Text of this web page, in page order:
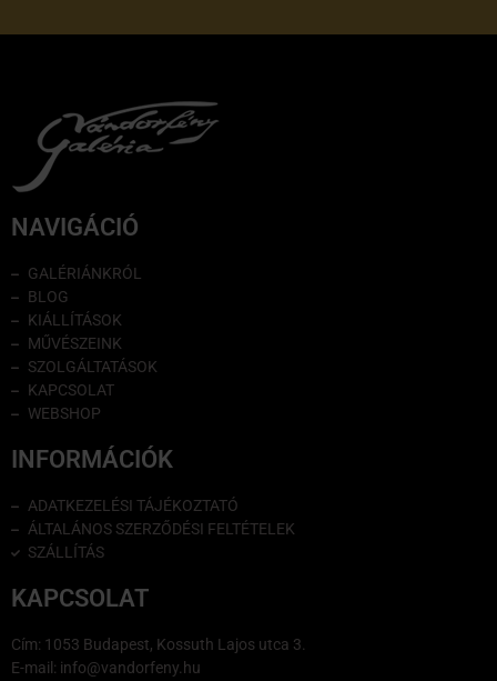
NAVIGÁCIÓ
GALÉRIÁNKRÓL
BLOG
KIÁLLÍTÁSOK
MŰVÉSZEINK
SZOLGÁLTATÁSOK
KAPCSOLAT
WEBSHOP
INFORMÁCIÓK
ADATKEZELÉSI TÁJÉKOZTATÓ
ÁLTALÁNOS SZERZŐDÉSI FELTÉTELEK
SZÁLLÍTÁS
KAPCSOLAT
Cím: 1053 Budapest, Kossuth Lajos utca 3.
E-mail: info@vandorfeny.hu